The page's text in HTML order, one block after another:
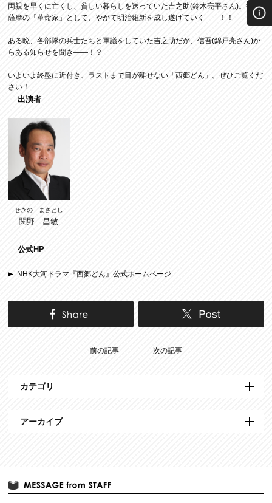
両親を早くに亡くし、貧しい暮らしを送っていた吉之助(鈴木亮平さん)。彼は
薩摩の「革命家」として、やがて明治維新を成し遂げていく——！！
ある晩、各部隊の兵士たちと軍議をしていた吉之助だが、信吾(錦戸亮さん)か
らある知らせを聞き――！？
いよいよ終盤に近付き、ラストまで目が離せない「西郷どん」。ぜひご覧くだ
さい！
出演者
せきの まさとし
関野 昌敏
公式HP
NHK大河ドラマ『西郷どん』公式ホームページ
前の記事 次の記事
カテゴリ
アーカイブ